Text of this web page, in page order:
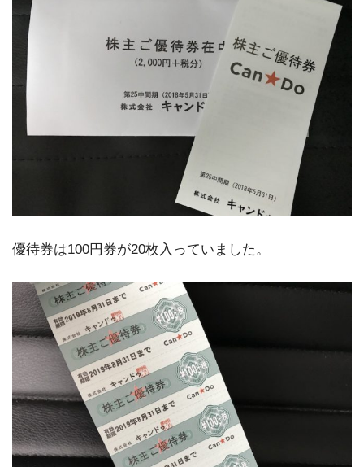
優待券は100円券が20枚入っていました。